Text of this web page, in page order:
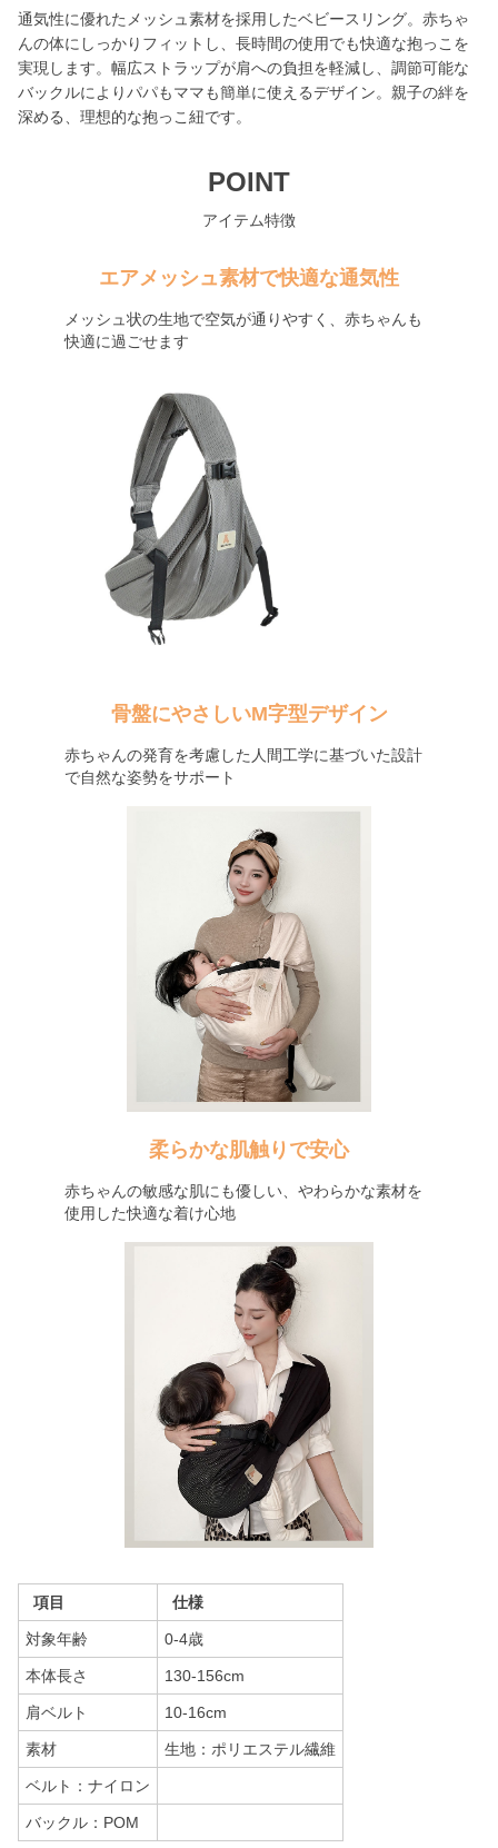
通気性に優れたメッシュ素材を採用したベビースリング。赤ちゃ
んの体にしっかりフィットし、長時間の使用でも快適な抱っこを
実現します。幅広ストラップが肩への負担を軽減し、調節可能な
バックルによりパパもママも簡単に使えるデザイン。親子の絆を
深める、理想的な抱っこ紐です。
POINT
アイテム特徴
エアメッシュ素材で快適な通気性
メッシュ状の生地で空気が通りやすく、赤ちゃんも
快適に過ごせます
骨盤にやさしいM字型デザイン
赤ちゃんの発育を考慮した人間工学に基づいた設計
で自然な姿勢をサポート
柔らかな肌触りで安心
赤ちゃんの敏感な肌にも優しい、やわらかな素材を
使用した快適な着け心地
項目 仕様
対象年齢 0-4歳
本体長さ 130-156cm
肩ベルト 10-16cm
素材 生地：ポリエステル繊維
ベルト：ナイロン
バックル：POM